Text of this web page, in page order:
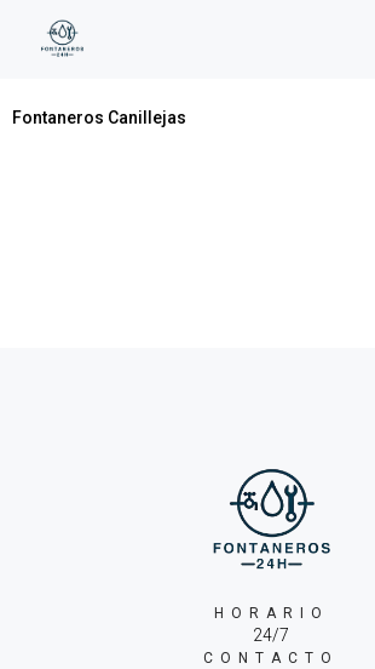
Categoría:
Fontaneros Canillejas
HORARIO
24/7
CONTACTO